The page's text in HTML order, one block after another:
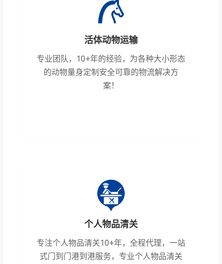
活体动物运输
专业团队，10+年的经验，为各种大小形态
的动物量身定制安全可靠的物流解决方
案！
个人物品清关
专注个人物品清关10+年，全程代理，一站
式门到门港到港服务，专业个人物品清关